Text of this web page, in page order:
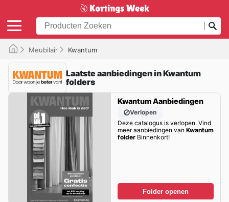
Meubilair Kwantum
Laatste aanbiedingen in Kwantum
folders
Kwantum Aanbiedingen
Verlopen
Deze catalogus is verlopen. Vind
meer aanbiedingen van Kwantum
folderBinnenkort!
Folder openen